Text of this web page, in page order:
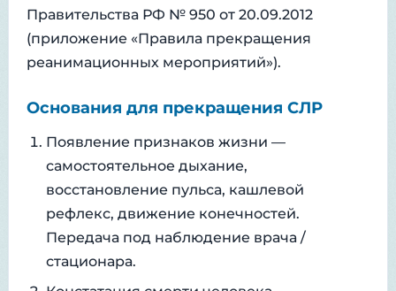
Правительства РФ № 950 от 20.09.2012
(приложение «Правила прекращения
реанимационных мероприятий»).
Основания для прекращения СЛР
Появление признаков жизни —
самостоятельное дыхание,
восстановление пульса, кашлевой
рефлекс, движение конечностей.
Передача под наблюдение врача /
стационара.